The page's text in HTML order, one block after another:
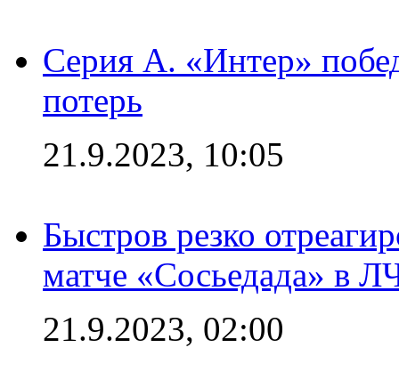
Серия А. «Интер»
потерь
21.9.2023, 10:05
Быстров резко
матче «Сосьедада» в
21.9.2023, 02:00